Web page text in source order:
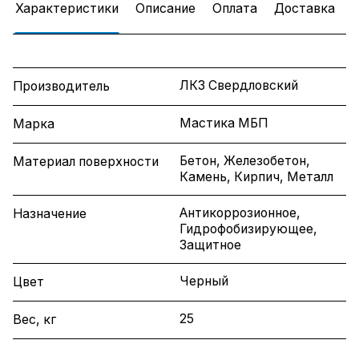
Характеристики Описание Оплата Доставка
Производитель ЛКЗ Свердловский
Марка Мастика МБП
Материал поверхности
Бетон, Железобетон,
Камень, Кирпич, Металл
Назначение
Антикоррозионное,
Гидрофобизирующее,
Защитное
Цвет Черный
Вес, кг 25